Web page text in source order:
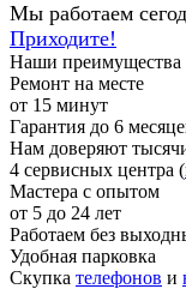
Мы работаем
Приходите!
Наши преимущества
Ремонт на месте
от 15 минут
Гарантия до 6
Нам доверяют
4 сервисных центра (
Мастера с опытом
от 5 до 24 лет
Работаем без
Удобная парковка
Скупка телефонов и